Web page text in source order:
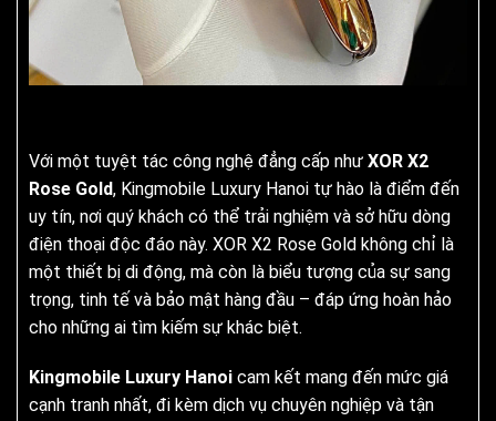
Với một tuyệt tác công nghệ đẳng cấp như XOR X2
Rose Gold, Kingmobile Luxury Hanoi tự hào là điểm đến
uy tín, nơi quý khách có thể trải nghiệm và sở hữu dòng
điện thoại độc đáo này. XOR X2 Rose Gold không chỉ là
một thiết bị di động, mà còn là biểu tượng của sự sang
trọng, tinh tế và bảo mật hàng đầu – đáp ứng hoàn hảo
cho những ai tìm kiếm sự khác biệt.
Kingmobile Luxury Hanoi cam kết mang đến mức giá
cạnh tranh nhất, đi kèm dịch vụ chuyên nghiệp và tận